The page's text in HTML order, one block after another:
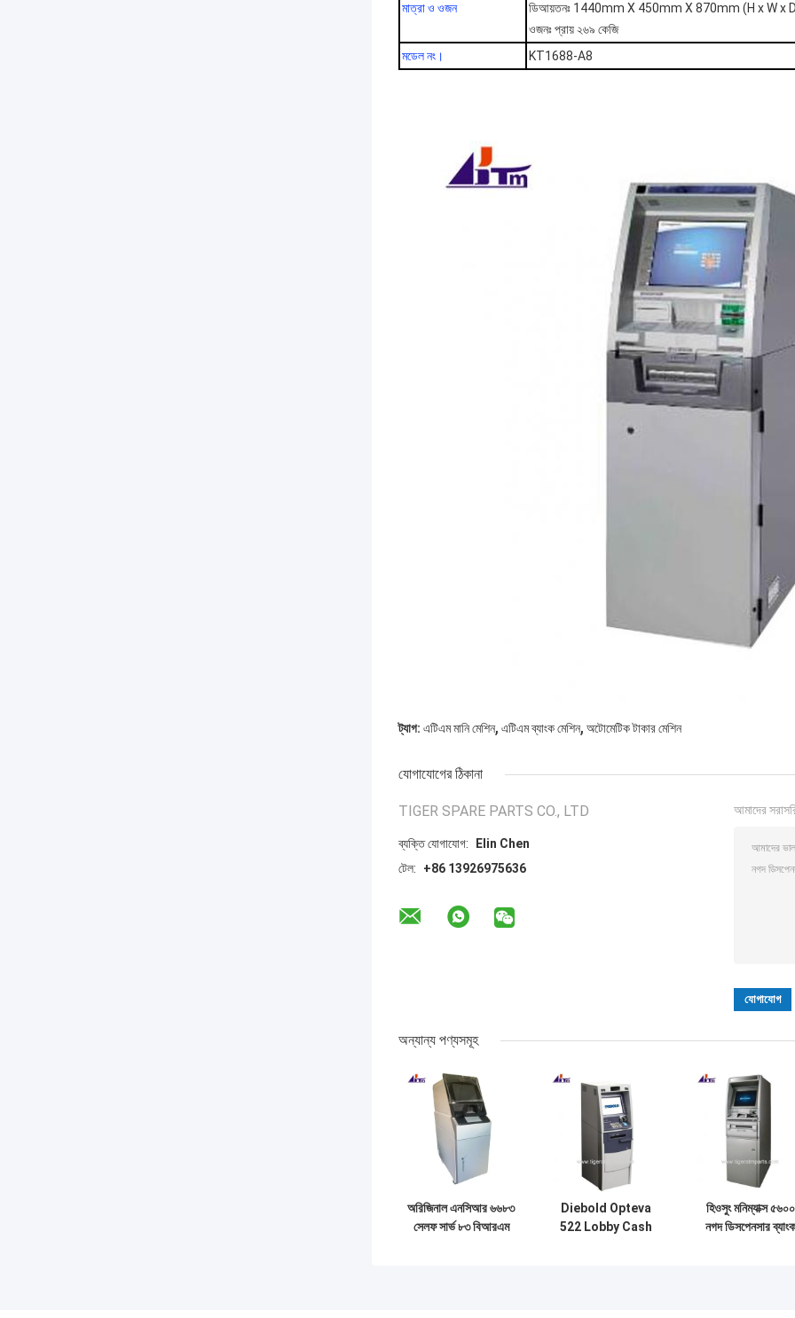
মাত্রা ও ওজন
ডিআয়তনঃ 1440mm X 450mm X 870mm (H x W x
ওজনঃ প্রায় ২৬৯ কেজি
মডেল নং।
KT1688-A8
ট্যাগ: এটিএম মানি মেশিন, এটিএম ব্যাংক মেশিন, অটোমেটিক টাকার মেশিন
যোগাযোগের ঠিকানা
TIGER SPARE PARTS CO., LTD
ব্যক্তি যোগাযোগ:
Elin Chen
টেল:
+86 13926975636
আমাদের
অন্যান্য পণ্যসমূহ
অরিজিনাল এনসিআর ৬৬৮৩
সেলফ সার্ভ ৮৩ বিআরএম
Diebold Opteva
522 Lobby Cash
হিওসুং মনিম্যাক্স ৫৬০০
নগদ ডিসপেনসার ব্যাংক